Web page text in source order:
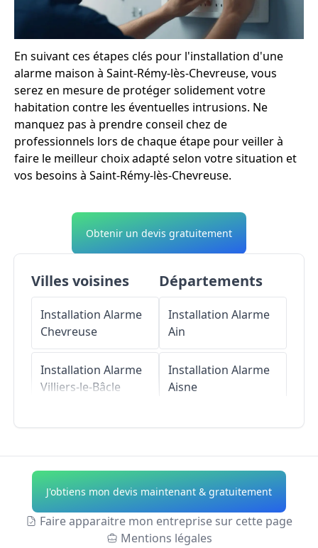
En suivant ces étapes clés pour l'installation d'une
alarme maison à Saint-Rémy-lès-Chevreuse, vous
serez en mesure de protéger solidement votre
habitation contre les éventuelles intrusions. Ne
manquez pas à prendre conseil chez de
professionnels lors de chaque étape pour veiller à
faire le meilleur choix adapté selon votre situation et
vos besoins à Saint-Rémy-lès-Chevreuse.
Obtenir un devis gratuitement
Villes voisines
Installation Alarme
Chevreuse
Installation Alarme
Villiers-le-Bâcle
Installation Alarme
Magny-les-
Hameaux
Départements
Installation Alarme
Ain
Installation Alarme
Aisne
Installation Alarme
Alpes-de-Haute-
Provence
J'obtiens mon devis maintenant & gratuitement
Faire apparaitre mon entreprise sur cette page
Mentions légales